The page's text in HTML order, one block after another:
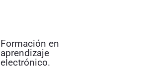
Formación en
aprendizaje
electrónico.